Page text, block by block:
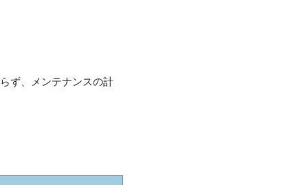
ず、メンテナンスの計